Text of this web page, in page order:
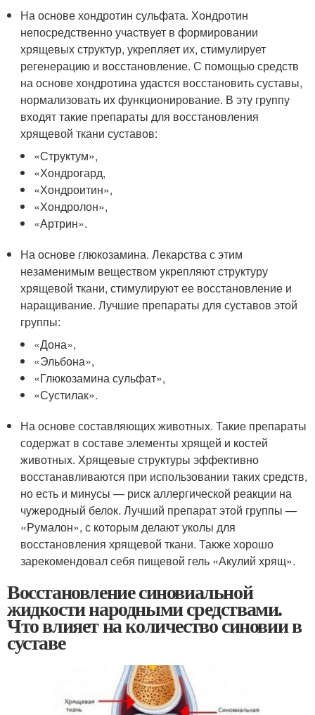
На основе хондротин сульфата. Хондротин
непосредственно участвует в формировании
хрящевых структур, укрепляет их, стимулирует
регенерацию и восстановление. С помощью средств
на основе хондротина удастся восстановить суставы,
нормализовать их функционирование. В эту группу
входят такие препараты для восстановления
хрящевой ткани суставов:
«Структум»,
«Хондрогард,
«Хондроитин»,
«Хондролон»,
«Артрин».
На основе глюкозамина. Лекарства с этим
незаменимым веществом укрепляют структуру
хрящевой ткани, стимулируют ее восстановление и
наращивание. Лучшие препараты для суставов этой
группы:
«Дона»,
«Эльбона»,
«Глюкозамина сульфат»,
«Сустилак».
На основе составляющих животных. Такие препараты
содержат в составе элементы хрящей и костей
животных. Хрящевые структуры эффективно
восстанавливаются при использовании таких средств,
но есть и минусы — риск аллергической реакции на
чужеродный белок. Лучший препарат этой группы —
«Румалон», с которым делают уколы для
восстановления хрящевой ткани. Также хорошо
зарекомендовал себя пищевой гель «Акулий хрящ».
Восстановление синовиальной
жидкости народными средствами.
Что влияет на количество синовии в
суставе